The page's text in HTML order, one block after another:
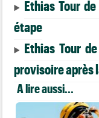
Ethias Tour
étape
Ethias Tour
provisoire après
A lire aussi...